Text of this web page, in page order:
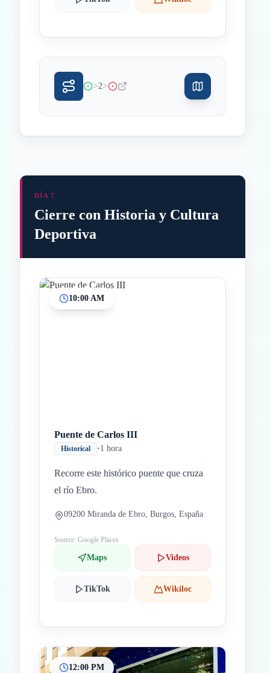
>2>
DÍA 7
Cierre con Historia y Cultura
Deportiva
10:00 AM
Puente de Carlos III
Historical •1 hora
Recorre este histórico puente que cruza
el río Ebro.
09200 Miranda de Ebro, Burgos, España
Source: Google Places
Maps Videos
TikTok Wikiloc
12:00 PM